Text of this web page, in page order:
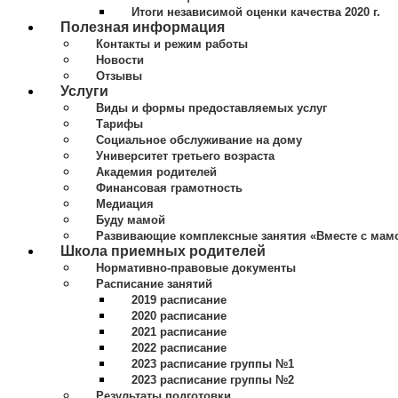
Итоги независимой оценки качества 2020 г.
Полезная информация
Контакты и режим работы
Новости
Отзывы
Услуги
Виды и формы предоставляемых услуг
Тарифы
Социальное обслуживание на дому
Университет третьего возраста
Академия родителей
Финансовая грамотность
Медиация
Буду мамой
Развивающие комплексные занятия «Вместе с
Школа приемных родителей
Нормативно-правовые документы
Расписание занятий
2019 расписание
2020 расписание
2021 расписание
2022 расписание
2023 расписание группы №1
2023 расписание группы №2